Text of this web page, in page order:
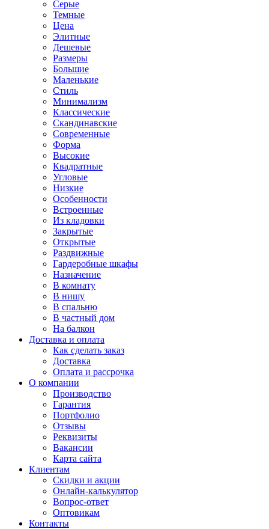
Серые
Темные
Цена
Элитные
Дешевые
Размеры
Большие
Маленькие
Стиль
Минимализм
Классические
Скандинавские
Современные
Форма
Высокие
Квадратные
Угловые
Низкие
Особенности
Встроенные
Из кладовки
Закрытые
Открытые
Раздвижные
Гардеробные шкафы
Назначение
В комнату
В нишу
В спальню
В частный дом
На балкон
Доставка и оплата
Как сделать заказ
Доставка
Оплата и рассрочка
О компании
Производство
Гарантия
Портфолио
Отзывы
Реквизиты
Вакансии
Карта сайта
Клиентам
Скидки и акции
Онлайн-калькулятор
Вопрос-ответ
Оптовикам
Контакты